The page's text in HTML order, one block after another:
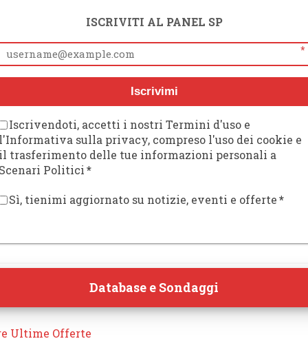
ISCRIVITI AL PANEL SP
*
Iscrivimi
Iscrivendoti, accetti i nostri Termini d'uso e
sulla privacy, compreso l'uso dei cookie e
trasferimento delle tue informazioni personali a
Politici*
Sì, tienimi aggiornato su notizie, eventi e offerte*
Database e Sondaggi
Ultime Offerte